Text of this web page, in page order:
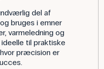
del af
bruges i emner
varmeledning og
ideelle til praktiske
præcision er